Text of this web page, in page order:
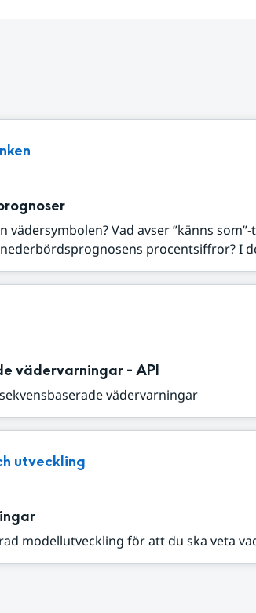
vädersymbolen? Vad avser ”känns
procentsiffror? I
vädervarningar - API
vädervarningar
utveckling
modellutveckling för att du ska veta